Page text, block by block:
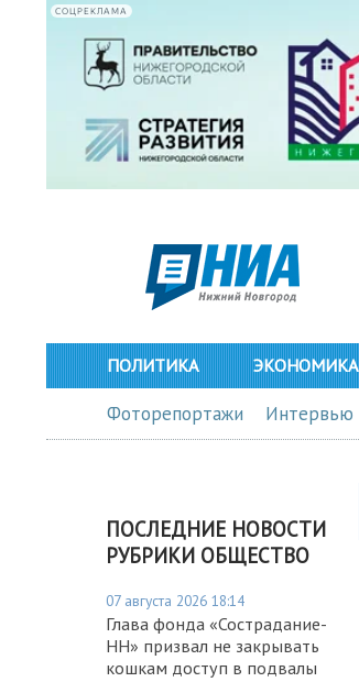
СОЦРЕКЛАМА
ПОЛИТИКА ЭКОНОМИКА
Фоторепортажи Интервью
ПОСЛЕДНИЕ НОВОСТИ
РУБРИКИ ОБЩЕСТВО
07 августа 2026 18:14
Глава фонда «Сострадание-
НН» призвал не закрывать
кошкам доступ в подвалы